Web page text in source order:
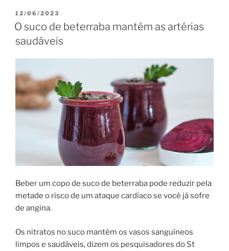
PUBLICADO
EM
12/06/2023
O suco de beterraba mantém as artérias
saudáveis
Beber um copo de suco de beterraba pode reduzir pela
metade o risco de um ataque cardíaco se você já sofre
de angina.
Os nitratos no suco mantêm os vasos sanguíneos
limpos e saudáveis, dizem os pesquisadores do St